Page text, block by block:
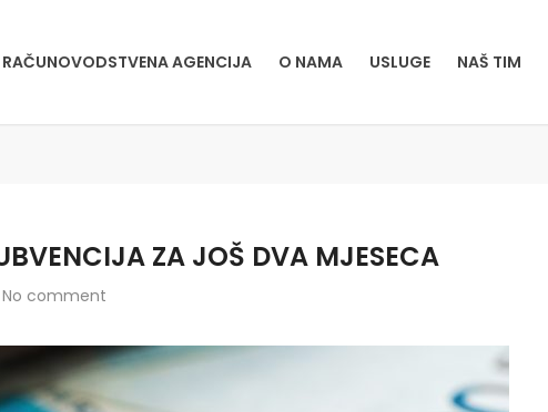
RAČUNOVODSTVENA AGENCIJA O NAMA USLUGE NAŠ TIM
ZA JOŠ DVA MJESECA
No comment